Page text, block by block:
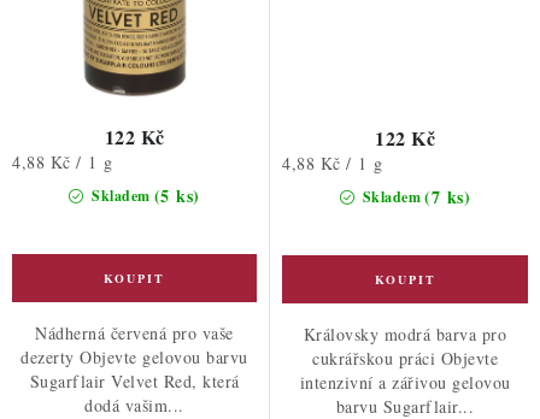
Skladem (5 ks)
122 Kč
Měrná
4,88 Kč / 1 g
Nádherná červená pro vaše
dezerty Objevte gelovou barvu
Sugarflair Velvet Red, která
dodá vašim...
Skladem(7 ks)
122 Kč
Měrná
4,88 Kč / 1 g
Královsky modrá barva pro
cukrářskou práci Objevte
intenzivní a zářivou gelovou
barvu Sugarflair...